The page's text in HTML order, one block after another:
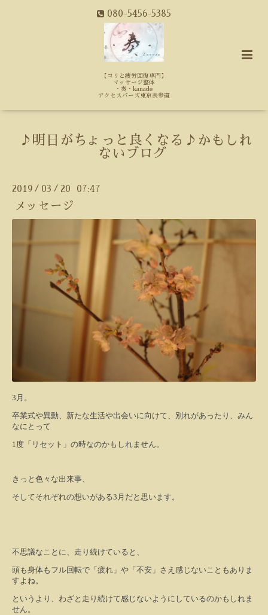
080-5456-5385
【コリと疲労回復専門】
マッサージ整体
・奏・kanade
アクセスバーズ東京表参道
♪明日がちょっと良くなる♪かもしれ
ないブログ
2019 / 03 / 20 07:47
メッセージ
3 月。
卒業式や異動、新たな生活や出会いに向けて、別れがあったり、みん
なにとって
1度「リセット」の時なのかもしれません。
きっと色々な出来事、
そしてそれぞれの想いがある3 月だと思います。
不思議なことに、走り続けていると、
頭も身体もフル回転で「疲れ」や「不安」さえ感じないこともありま
すよね。
というより、わざと走り続けて感じないようにしているのかもしれま
せん。